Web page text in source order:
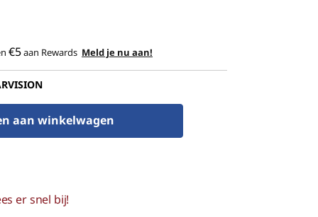
€5aan Rewards Meld je nu aan!
aan winkelwagen
er snel bij!